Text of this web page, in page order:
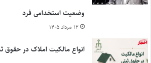
وضعیت استخدامی فرد
۱۲ مرداد ۱۴۰۵